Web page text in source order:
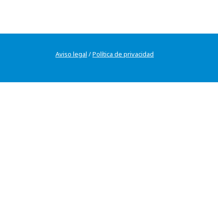
Aviso legal /Política de privacidad